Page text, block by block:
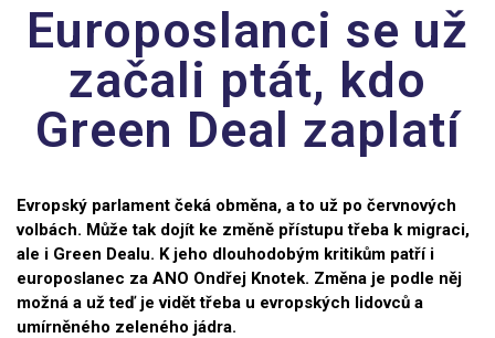
Europoslanci se už
začali ptát, kdo
Green Deal zaplatí
Evropský parlament čeká obměna, a to už po červnových
volbách. Může tak dojít ke změně přístupu třeba k migraci,
ale i Green Dealu. K jeho dlouhodobým kritikům patří i
europoslanec za ANO Ondřej Knotek. Změna je podle něj
možná a už teď je vidět třeba u evropských lidovců a
umírněného zeleného jádra.